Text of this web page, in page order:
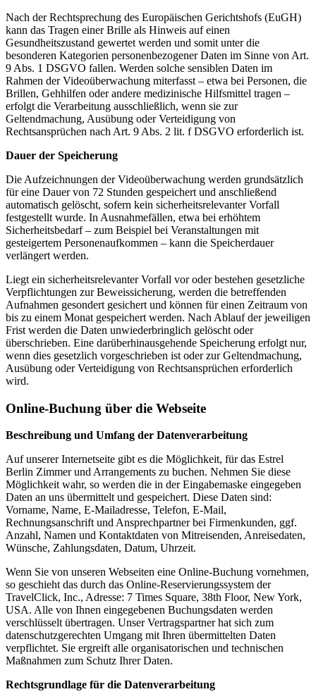
Nach der Rechtsprechung des Europäischen Gerichtshofs (EuGH)
kann das Tragen einer Brille als Hinweis auf einen
Gesundheitszustand gewertet werden und somit unter die
besonderen Kategorien personenbezogener Daten im Sinne von Art.
9 Abs. 1 DSGVO fallen. Werden solche sensiblen Daten im
Rahmen der Videoüberwachung miterfasst – etwa bei Personen, die
Brillen, Gehhilfen oder andere medizinische Hilfsmittel tragen –
erfolgt die Verarbeitung ausschließlich, wenn sie zur
Geltendmachung, Ausübung oder Verteidigung von
Rechtsansprüchen nach Art. 9 Abs. 2 lit. f DSGVO erforderlich ist.
Dauer der Speicherung
Die Aufzeichnungen der Videoüberwachung werden grundsätzlich
für eine Dauer von 72 Stunden gespeichert und anschließend
automatisch gelöscht, sofern kein sicherheitsrelevanter Vorfall
festgestellt wurde. In Ausnahmefällen, etwa bei erhöhtem
Sicherheitsbedarf – zum Beispiel bei Veranstaltungen mit
gesteigertem Personenaufkommen – kann die Speicherdauer
verlängert werden.
Liegt ein sicherheitsrelevanter Vorfall vor oder bestehen gesetzliche
Verpflichtungen zur Beweissicherung, werden die betreffenden
Aufnahmen gesondert gesichert und können für einen Zeitraum von
bis zu einem Monat gespeichert werden. Nach Ablauf der jeweiligen
Frist werden die Daten unwiederbringlich gelöscht oder
überschrieben. Eine darüberhinausgehende Speicherung erfolgt nur,
wenn dies gesetzlich vorgeschrieben ist oder zur Geltendmachung,
Ausübung oder Verteidigung von Rechtsansprüchen erforderlich
wird.
Online-Buchung über die Webseite
Beschreibung und Umfang der Datenverarbeitung
Auf unserer Internetseite gibt es die Möglichkeit, für das Estrel
Berlin Zimmer und Arrangements zu buchen. Nehmen Sie diese
Möglichkeit wahr, so werden die in der Eingabemaske eingegeben
Daten an uns übermittelt und gespeichert. Diese Daten sind:
Vorname, Name, E-Mailadresse, Telefon, E-Mail,
Rechnungsanschrift und Ansprechpartner bei Firmenkunden, ggf.
Anzahl, Namen und Kontaktdaten von Mitreisenden, Anreisedaten,
Wünsche, Zahlungsdaten, Datum, Uhrzeit.
Wenn Sie von unseren Webseiten eine Online-Buchung vornehmen,
so geschieht das durch das Online-Reservierungssystem der
TravelClick, Inc., Adresse: 7 Times Square, 38th Floor, New York,
USA. Alle von Ihnen eingegebenen Buchungsdaten werden
verschlüsselt übertragen. Unser Vertragspartner hat sich zum
datenschutzgerechten Umgang mit Ihren übermittelten Daten
verpflichtet. Sie ergreift alle organisatorischen und technischen
Maßnahmen zum Schutz Ihrer Daten.
Rechtsgrundlage für die Datenverarbeitung